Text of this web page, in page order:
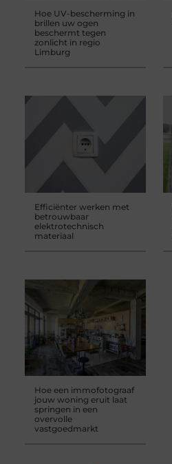
Hoe UV-bescherming in
brillen uw ogen
beschermt tegen
zonlicht in regio
Limburg
Efficiënter werken met
betrouwbaar
elektrotechnisch
materiaal
Hoe een immofotograaf
jouw woning eruit laat
springen in een
overvolle
vastgoedmarkt